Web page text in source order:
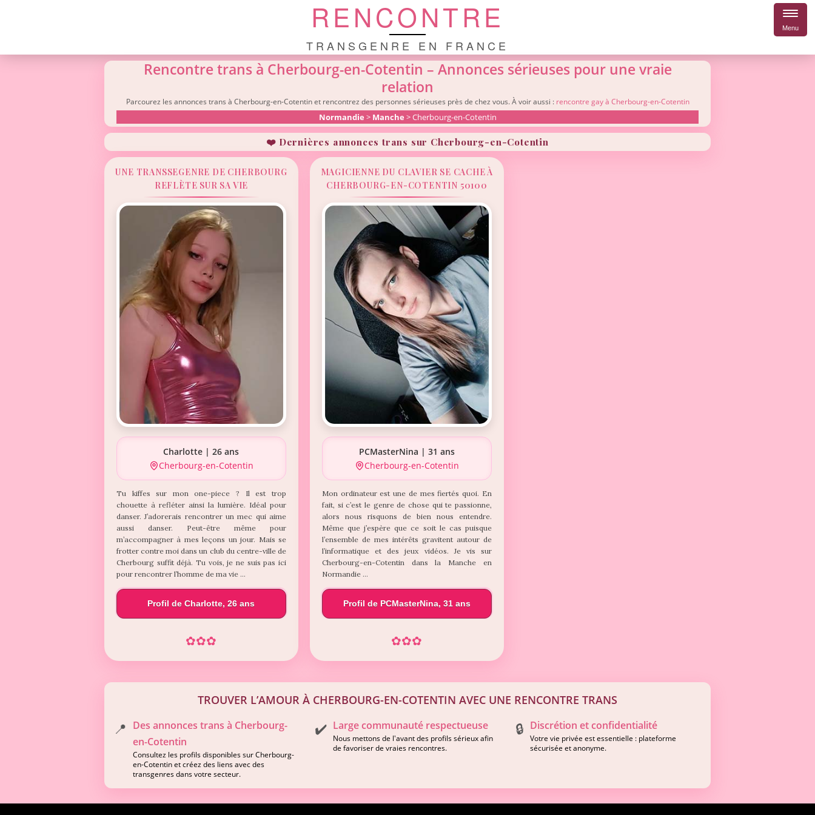
RENCONTRE
TRANSGENRE EN FRANCE
Rencontre trans à Cherbourg-en-Cotentin – Annonces sérieuses pour une vraie
relation
Parcourez les annonces trans à Cherbourg-en-Cotentin et rencontrez des personnes sérieuses près de chez vous. À voir aussi : rencontre gay à Cherbourg-en-Cotentin
Normandie > Manche > Cherbourg-en-Cotentin
❤️ Dernières annonces trans sur Cherbourg-en-Cotentin
UNE TRANSSEGENRE DE CHERBOURG
REFLÈTE SUR SA VIE
Charlotte | 26 ans
Cherbourg-en-Cotentin
Tu kiffes sur mon one-piece ? Il est trop
chouette à refléter ainsi la lumière. Idéal pour
danser. J’adorerais rencontrer un mec qui aime
aussi danser. Peut-être même pour
m’accompagner à mes leçons un jour. Mais se
frotter contre moi dans un club du centre-ville de
Cherbourg suffit déjà. Tu vois, je ne suis pas ici
pour rencontrer l’homme de ma vie …
Profil de Charlotte, 26 ans
✿✿✿
MAGICIENNE DU CLAVIER SE CACHE À
CHERBOURG-EN-COTENTIN 50100
PCMasterNina | 31 ans
Cherbourg-en-Cotentin
Mon ordinateur est une de mes fiertés quoi. En
fait, si c’est le genre de chose qui te passionne,
alors nous risquons de bien nous entendre.
Même que j’espère que ce soit le cas puisque
l’ensemble de mes intérêts gravitent autour de
l’informatique et des jeux vidéos. Je vis sur
Cherbourg-en-Cotentin dans la Manche en
Normandie …
Profil de PCMasterNina, 31 ans
✿✿✿
TROUVER L’AMOUR À CHERBOURG-EN-COTENTIN AVEC UNE RENCONTRE TRANS
📍 Des annonces trans à Cherbourg-
en-Cotentin
Consultez les profils disponibles sur Cherbourg-
en-Cotentin et créez des liens avec des
transgenres dans votre secteur.
✔️ Large communauté respectueuse
Nous mettons de l'avant des profils sérieux afin
de favoriser de vraies rencontres.
🔒 Discrétion et confidentialité
Votre vie privée est essentielle : plateforme
sécurisée et anonyme.
Menu